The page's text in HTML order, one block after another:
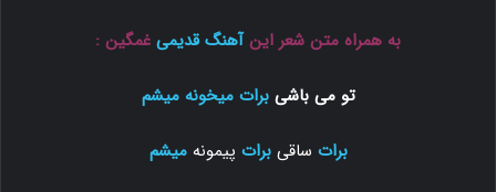
به همراه متن شعر اینآهنگ قدیمی غمگین :
تو می باشیبرات میخونه میشم
برات ساقیبرات پیمونهمیشم